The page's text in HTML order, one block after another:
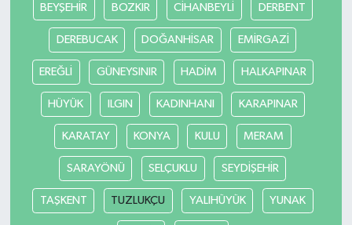
BEYŞEHİR BOZKIR CİHANBEYLİ DERBENT
DEREBUCAK DOĞANHİSAR EMİRGAZİ
EREĞLİ GÜNEYSINIR HADİM HALKAPINAR
HÜYÜK ILGIN KADINHANI KARAPINAR
KARATAY KONYA KULU MERAM
SARAYÖNÜ SELÇUKLU SEYDİŞEHİR
TAŞKENT TUZLUKÇU YALIHÜYÜK YUNAK